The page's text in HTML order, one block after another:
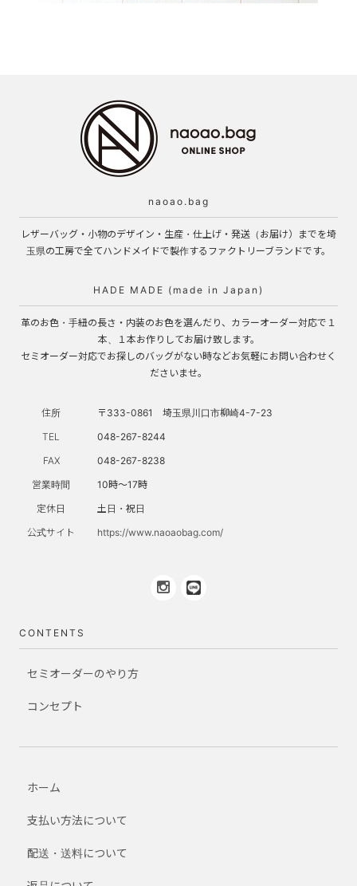
naoao.bag
レザーバッグ・小物のデザイン・生産・仕上げ・発送（お届け）までを埼
玉県の工房で全てハンドメイドで製作するファクトリーブランドです。
HADE MADE (made in Japan)
革のお色・手紐の長さ・内装のお色を選んだり、カラーオーダー対応で１
本、１本お作りしてお届け致します。
セミオーダー対応でお探しのバッグがない時などお気軽にお問い合わせく
ださいませ。
住所
〒333-0861 埼玉県川口市柳崎4-7-23
TEL
048-267-8244
FAX
048-267-8238
営業時間
10時～17時
定休日
土日・祝日
公式サイト
https://www.naoaobag.com/
CONTENTS
セミオーダーのやり方
コンセプト
ホーム
支払い方法について
配送・送料について